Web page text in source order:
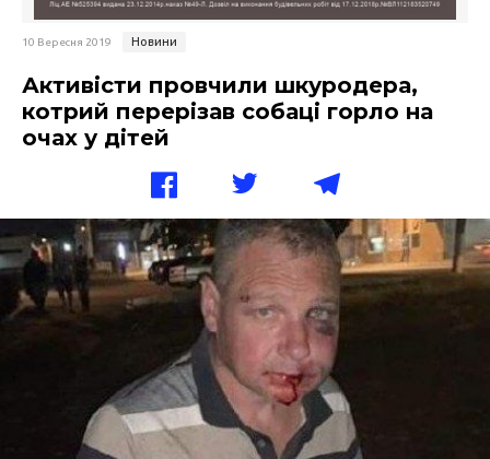
10 Вересня 2019 Новини
Активісти провчили шкуродера,
котрий перерізав собаці горло на
очах у дітей